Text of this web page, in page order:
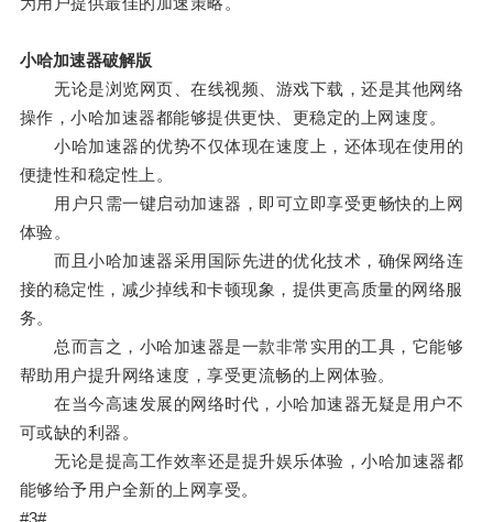
小哈加速器破解版
无论是浏览网页、在线视频、游戏下载，还是其他网络
操作，小哈加速器都能够提供更快、更稳定的上网速度。
小哈加速器的优势不仅体现在速度上，还体现在使用的
便捷性和稳定性上。
用户只需一键启动加速器，即可立即享受更畅快的上网
体验。
而且小哈加速器采用国际先进的优化技术，确保网络连
接的稳定性，减少掉线和卡顿现象，提供更高质量的网络服
务。
总而言之，小哈加速器是一款非常实用的工具，它能够
帮助用户提升网络速度，享受更流畅的上网体验。
在当今高速发展的网络时代，小哈加速器无疑是用户不
可或缺的利器。
无论是提高工作效率还是提升娱乐体验，小哈加速器都
能够给予用户全新的上网享受。